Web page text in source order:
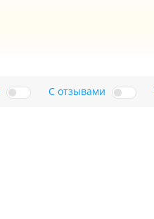
С отзывами